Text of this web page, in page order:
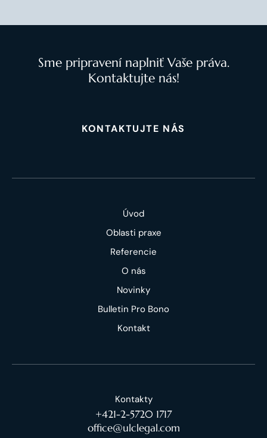
Sme pripravení naplniť Vaše práva.
Kontaktujte nás!
KONTAKTUJTE NÁS
Úvod
Oblasti praxe
Referencie
O nás
Novinky
Bulletin Pro Bono
Kontakt
Kontakty
+421-2-5720 1717
office@ulclegal.com